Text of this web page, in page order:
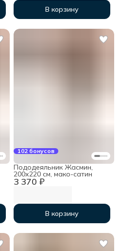
В корзину
102 бонусов
3 370 ₽
Пододеяльник Жасмин,
200х220 см, мако-сатин
В корзину